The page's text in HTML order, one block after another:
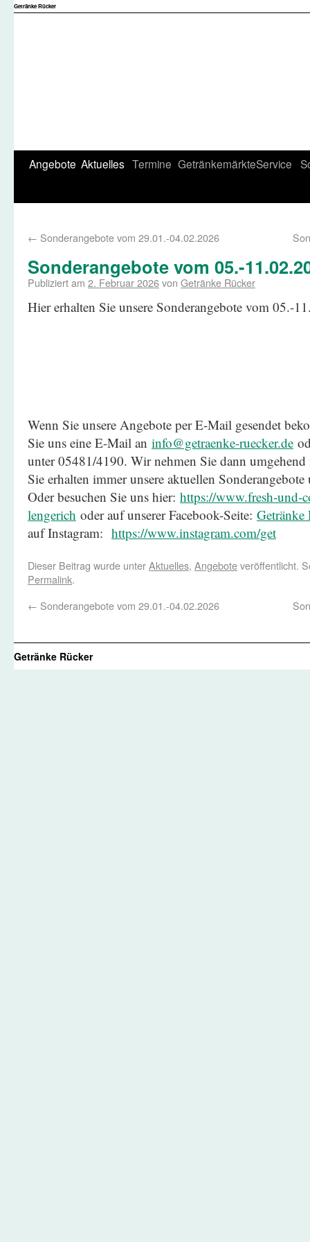
Getränke Rücker
Angebote Aktuelles Termine GetränkemärkteService
← Sonderangebote vom 29.01.-04.02.2026
Sonderangebote vom 05.-
Publiziert am 2. Februar 2026von Getränke Rücker
Hier erhalten Sie unsere Sonderangebote vom 05.-
Wenn Sie unsere Angebote per E-Mail gesendet
Sie uns eine E-Mail an info@getraenke-ruecker.de
unter 05481/4190. Wir nehmen Sie dann
Sie erhalten immer unsere aktuellen
Oder besuchen Sie uns hier: https://www.fresh-und-
lengerich oder auf unserer Facebook-Seite: Getränke
auf Instagram: https://www.instagram.com/get
Dieser Beitrag wurde unterAktuelles, Angeboteveröffentlicht.
Permalink.
← Sonderangebote vom 29.01.-04.02.2026
Getränke Rücker